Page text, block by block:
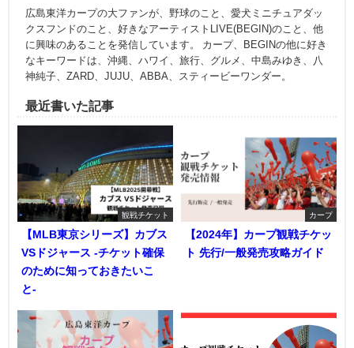
広島東洋カープの大ファンが、野球のこと、愛犬ミニチュアダッ
クスフンドのこと、好きなアーティストLIVE(BEGIN)のこと、他
に興味のあることを発信しています。 カープ、BEGINの他に好き
なキーワードは、沖縄、ハワイ、旅行、グルメ、中島みゆき、八
神純子、ZARD、JUJU、ABBA、スティービーワンダー。
最近書いた記事
観戦チケット
【MLB東京シリーズ】カブス
VSドジャース -チケット確保
のために知っておきたいこ
と-
カープ
【2024年】カープ観戦チケッ
ト 先行/一般発売攻略ガイド